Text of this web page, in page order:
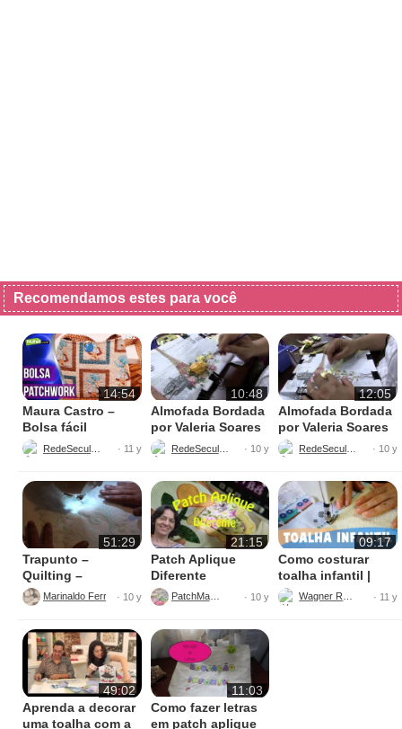
Recomendamos estes para você
14:54
Maura Castro –
Bolsa fácil
patchwork
· 11 y
10:48
Almofada Bordada
por Valeria Soares
– Parte 2
RedeSeculo21 · 10 y
12:05
Almofada Bordada
por Valeria Soares
– Parte 1
· 10 y
51:29
Trapunto –
Quilting –
Patchwork
· 10 y
21:15
Patch Aplique
Diferente
PatchMania · 10 y
09:17
Como costurar
toalha infantil |
Bordado inglês,
passa fitas e ponto
Wagner Reis · 11 y
49:02
Aprenda a decorar
uma toalha com a
11:03
Como fazer letras
em patch aplique